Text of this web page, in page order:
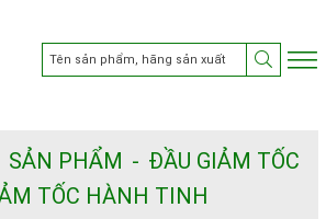
SẢN PHẨM
ĐẦU GIẢM TỐC
TỐC HÀNH TINH